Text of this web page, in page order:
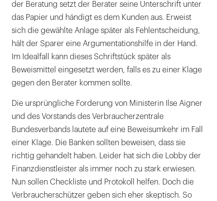
der Beratung setzt der Berater seine Unterschrift unter
das Papier und händigt es dem Kunden aus. Erweist
sich die gewählte Anlage später als Fehlentscheidung,
hält der Sparer eine Argumentationshilfe in der Hand.
Im Idealfall kann dieses Schriftstück später als
Beweismittel eingesetzt werden, falls es zu einer Klage
gegen den Berater kommen sollte.
Die ursprüngliche Forderung von Ministerin Ilse Aigner
und des Vorstands des Verbraucherzentrale
Bundesverbands lautete auf eine Beweisumkehr im Fall
einer Klage. Die Banken sollten beweisen, dass sie
richtig gehandelt haben. Leider hat sich die Lobby der
Finanzdienstleister als immer noch zu stark erwiesen.
Nun sollen Checkliste und Protokoll helfen. Doch die
Verbraucherschützer geben sich eher skeptisch. So